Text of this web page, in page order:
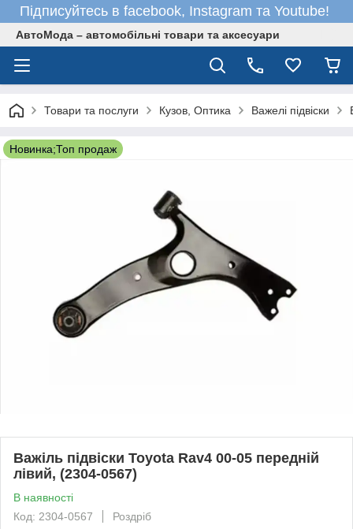
Підписуйтесь в facebook, Instagram та Youtube!
АвтоМода – автомобільні товари та аксесуари
Товари та послуги Кузов, Оптика Важелі підвіски
Новинка;Топ продаж
Важіль підвіски Toyota Rav4 00-05 передній
лівий, (2304-0567)
В наявності
Код: 2304-0567
Роздріб